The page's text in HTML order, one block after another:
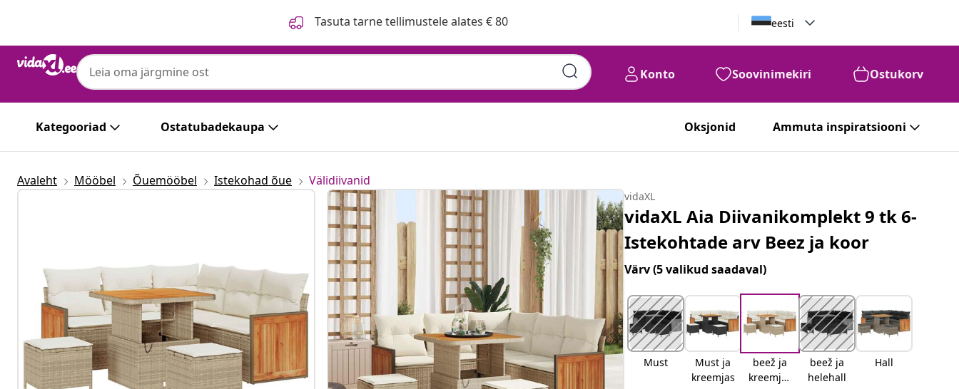
Tasuta tarne tellimustele alates € 80 eesti
Konto Soovinimekiri Ostukorv
Kategooriad Ostatubadekaupa Oksjonid Ammuta inspiratsiooni
Avaleht Mööbel Õuemööbel Istekohad õue Välidiivanid
vidaXL
vidaXL Aia Diivanikomplekt 9 tk 6-
Istekohtade arv Beez ja koor
Värv(5 valikud saadaval)
Must
Must ja
kreemjas
beež ja
kreemjas
beež ja
helehall
Hall